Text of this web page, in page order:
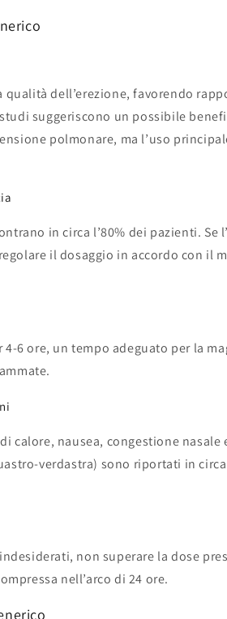
dell’erezione, favorendo
suggeriscono un possibile
polmonare, ma l’uso
in circa l’80% dei pazienti. Se
il dosaggio in accordo con il
4-6 ore, un tempo adeguato per la
calore, nausea, congestione nasale
verdastra) sono riportati in
non superare la dose
nell’arco di 24 ore.